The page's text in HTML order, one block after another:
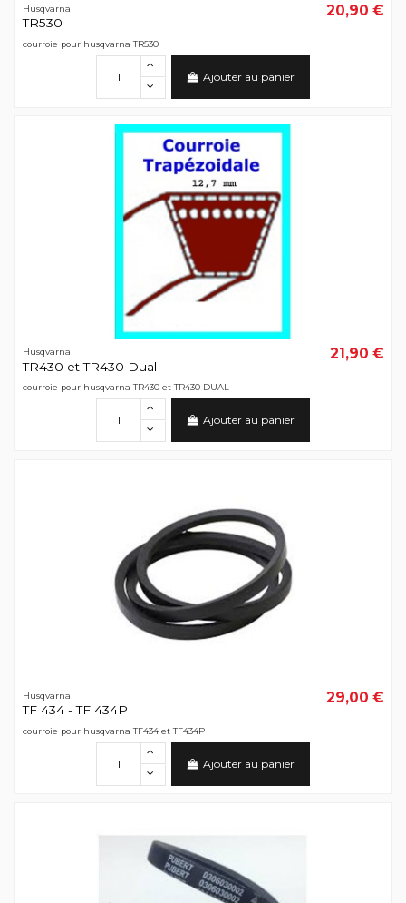
Husqvarna
TR530
20,90 €
courroie pour husqvarna TR530
Ajouter au panier
Husqvarna
TR430 et TR430 Dual
21,90 €
courroie pour husqvarna TR430 et TR430 DUAL
Ajouter au panier
Husqvarna
TF 434 - TF 434P
29,00 €
courroie pour husqvarna TF434 et TF434P
Ajouter au panier